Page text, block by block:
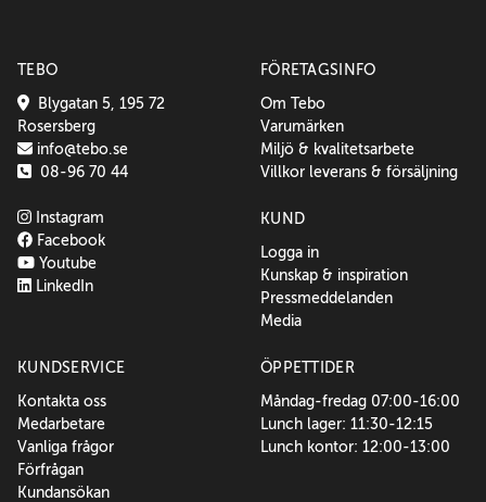
TEBO
Blygatan 5, 195 72
Rosersberg
info@tebo.se
08-96 70 44
Instagram
Facebook
Youtube
LinkedIn
FÖRETAGSINFO
Om Tebo
Varumärken
Miljö & kvalitetsarbete
Villkor leverans & försäljning
KUND
Logga in
Kunskap & inspiration
Pressmeddelanden
Media
KUNDSERVICE
Kontakta oss
Medarbetare
Vanliga frågor
Förfrågan
Kundansökan
ÖPPETTIDER
Måndag-fredag 07:00-16:00
Lunch lager: 11:30-12:15
Lunch kontor: 12:00-13:00